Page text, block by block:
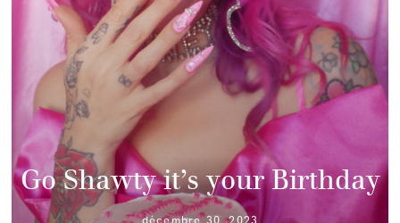
Go Shawty it’s your Birthday
décembre 30, 2023